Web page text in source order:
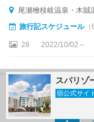
尾瀬檜枝岐温泉・木賊
旅行記スケジュール（
28 2022/10/02～
1件目
スパリゾ
宿公式サイ